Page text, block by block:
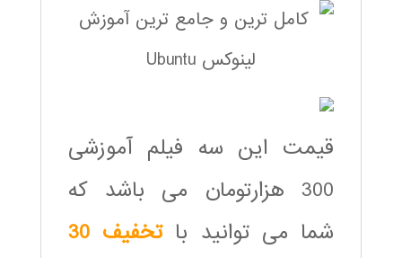
قیمت این سه فیلم آموزشی
300 هزارتومان می باشد که
شما می توانید با
تخفیف 30